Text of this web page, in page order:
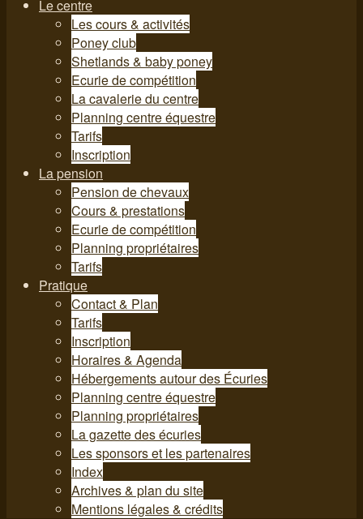
Le centre
Les cours & activités
Poney club
Shetlands & baby poney
Ecurie de compétition
La cavalerie du centre
Planning centre équestre
Tarifs
Inscription
La pension
Pension de chevaux
Cours & prestations
Ecurie de compétition
Planning propriétaires
Tarifs
Pratique
Contact & Plan
Tarifs
Inscription
Horaires & Agenda
Hébergements autour des Écuries
Planning centre équestre
Planning propriétaires
La gazette des écuries
Les sponsors et les partenaires
Index
Archives & plan du site
Mentions légales & crédits